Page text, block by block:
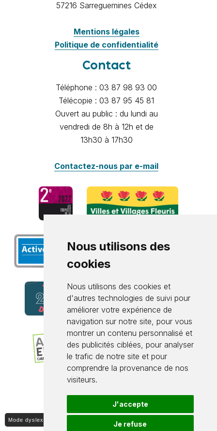
Nous utilisons des
cookies
Nous utilisons des cookies et
d'autres technologies de suivi pour
améliorer votre expérience de
navigation sur notre site, pour vous
montrer un contenu personnalisé et
des publicités ciblées, pour analyser
le trafic de notre site et pour
comprendre la provenance de nos
visiteurs.
J'accepte
Je refuse
57216 Sarreguemines Cédex
Mentions légales
Politique de confidentialité
Contact
Téléphone : 03 87 98 93 00
Télécopie : 03 87 95 45 81
Ouvert au public : du lundi au
vendredi de 8h à 12h et de
13h30 à 17h30
Contactez-nous par e-mail
Mode dyslexique ON / OFF